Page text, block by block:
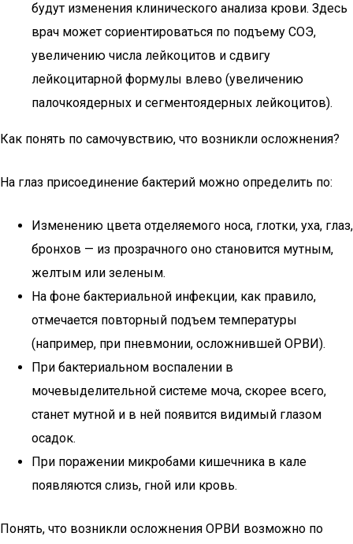
будут изменения клинического анализа крови. Здесь
врач может сориентироваться по подъему СОЭ,
увеличению числа лейкоцитов и сдвигу
лейкоцитарной формулы влево (увеличению
палочкоядерных и сегментоядерных лейкоцитов).
Как понять по самочувствию, что возникли осложнения?
На глаз присоединение бактерий можно определить по:
Изменению цвета отделяемого носа, глотки, уха, глаз,
бронхов — из прозрачного оно становится мутным,
желтым или зеленым.
На фоне бактериальной инфекции, как правило,
отмечается повторный подъем температуры
(например, при пневмонии, осложнившей ОРВИ).
При бактериальном воспалении в
мочевыделительной системе моча, скорее всего,
станет мутной и в ней появится видимый глазом
осадок.
При поражении микробами кишечника в кале
появляются слизь, гной или кровь.
Понять, что возникли осложнения ОРВИ возможно по